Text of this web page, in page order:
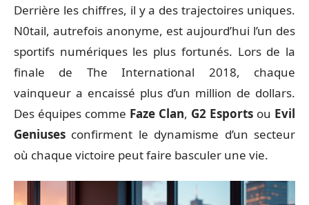
Derrière les chiffres, il y a des trajectoires uniques.
N0tail, autrefois anonyme, est aujourd’hui l’un des
sportifs numériques les plus fortunés. Lors de la
finale de The International 2018, chaque
vainqueur a encaissé plus d’un million de dollars.
Des équipes comme Faze Clan, G2 Esports ou Evil
Geniuses confirment le dynamisme d’un secteur
où chaque victoire peut faire basculer une vie.